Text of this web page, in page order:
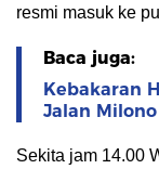
resmi masuk ke
Baca juga:
Kebakaran
Jalan
Sekita jam 14.00